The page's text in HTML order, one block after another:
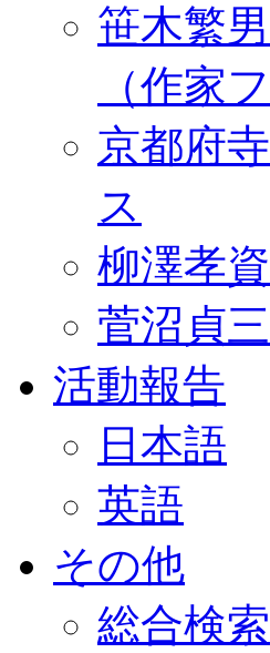
笹木繁
（作家
京都府
ス
柳澤孝
菅沼貞
活動報告
日本語
英語
その他
総合検索